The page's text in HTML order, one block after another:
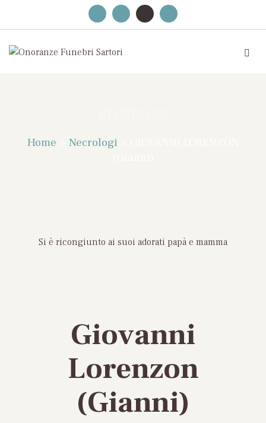
Home Necrologi>
Si è ricongiunto ai suoi adorati papà e mamma
Giovanni
Lorenzon
(Gianni)